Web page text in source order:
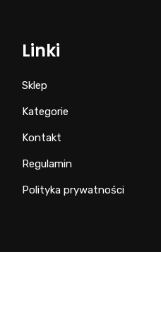
Linki
Sklep
Kategorie
Kontakt
Regulamin
Polityka prywatności